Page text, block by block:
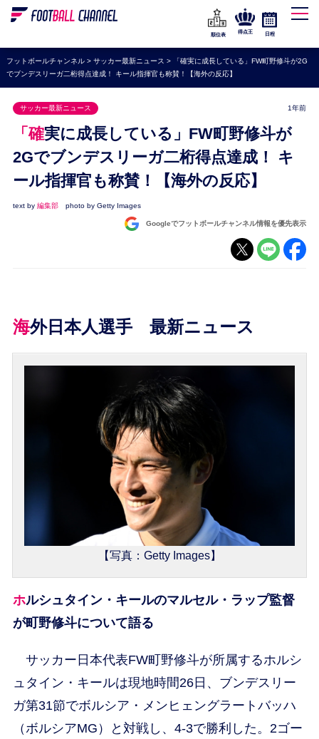
WEリーグ
海外サッカー
プレミアリーグ
ラ・リーガ
セリエA
ブンデスリーガ
UEFA
ナショナルチーム
順位表
得点王 日程
フットボールチャンネル> サッカー最新ニュース >
「確実に成長している」FW町野修斗が2G
でブンデスリーガ二桁得点達成！ キール指揮官も称賛！【海外の反応】
サッカー最新ニュース 1年前
「確実に成長している」FW町野修斗が
2Gでブンデスリーガ二桁得点達成！ キ
ール指揮官も称賛！【海外の反応】
text by 編集部 photo by Getty Images
Googleでフットボールチャンネル情報を優先表示
海外日本人選手 最新ニュース
【写真：Getty Images】
ホルシュタイン・キールのマルセル・ラップ監督
が町野修斗について語る
サッカー日本代表FW町野修斗が所属するホルシ
ュタイン・キールは現地時間26日、ブンデスリー
ガ第31節でボルシア・メンヒェングラートバッハ
（ボルシアMG）と対戦し、4-3で勝利した。2ゴー